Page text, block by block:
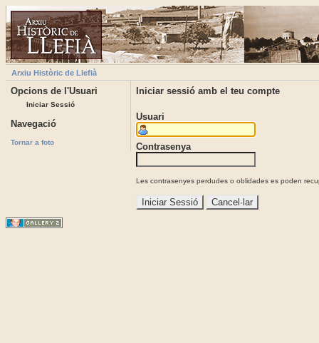
Arxiu Històric de Llefià
Opcions de l'Usuari
Iniciar Sessió
Navegació
Tornar a foto
Iniciar sessió amb el teu compte
Usuari
Contrasenya
Les contrasenyes perdudes o oblidades es poden